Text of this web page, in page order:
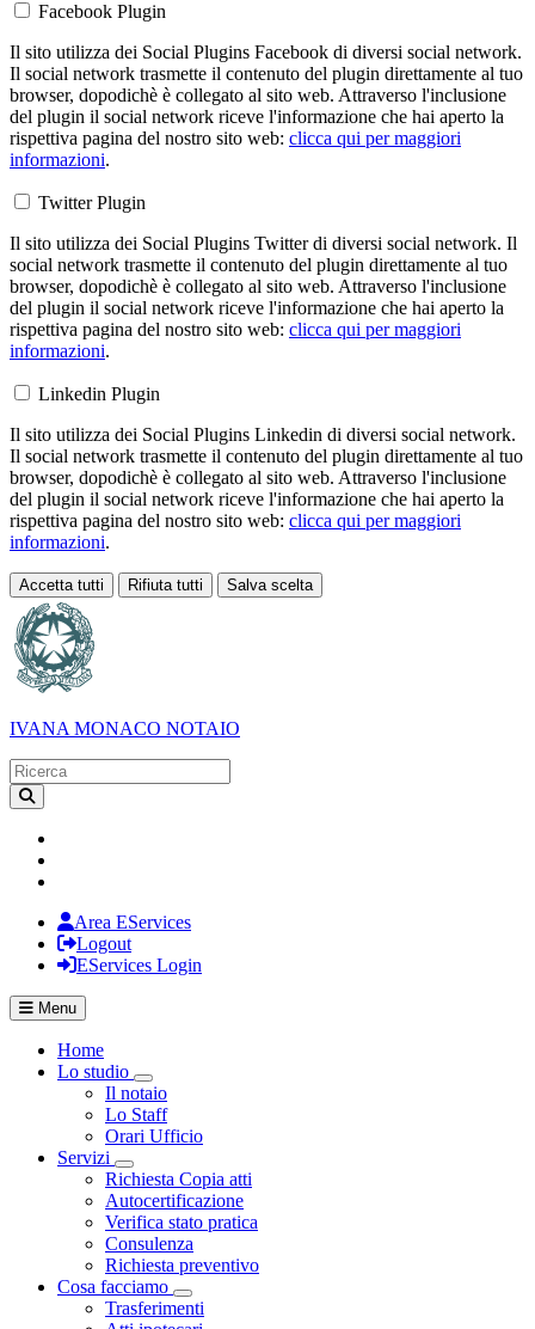
Facebook Plugin
Il sito utilizza dei Social Plugins Facebook di diversi social network.
Il social network trasmette il contenuto del plugin direttamente al tuo
browser, dopodichè è collegato al sito web. Attraverso l'inclusione
del plugin il social network riceve l'informazione che hai aperto la
rispettiva pagina del nostro sito web: clicca qui per maggiori
informazioni.
Twitter Plugin
Il sito utilizza dei Social Plugins Twitter di diversi social network. Il
social network trasmette il contenuto del plugin direttamente al tuo
browser, dopodichè è collegato al sito web. Attraverso l'inclusione
del plugin il social network riceve l'informazione che hai aperto la
rispettiva pagina del nostro sito web: clicca qui per maggiori
informazioni.
Linkedin Plugin
Il sito utilizza dei Social Plugins Linkedin di diversi social network.
Il social network trasmette il contenuto del plugin direttamente al tuo
browser, dopodichè è collegato al sito web. Attraverso l'inclusione
del plugin il social network riceve l'informazione che hai aperto la
rispettiva pagina del nostro sito web: clicca qui per maggiori
informazioni.
Accetta tutti Rifiuta tutti Salva scelta
Loading...
IVANA MONACO NOTAIO
Area EServices
Logout
EServices Login
Menu
Home
Lo studio
Visualizza menù di secondo livello
Il notaio
Lo Staff
Orari Ufficio
Servizi
Visualizza menù di secondo livello
Richiesta Copia atti
Autocertificazione
Verifica stato pratica
Consulenza
Richiesta preventivo
Cosa facciamo
Visualizza menù di secondo livello
Trasferimenti